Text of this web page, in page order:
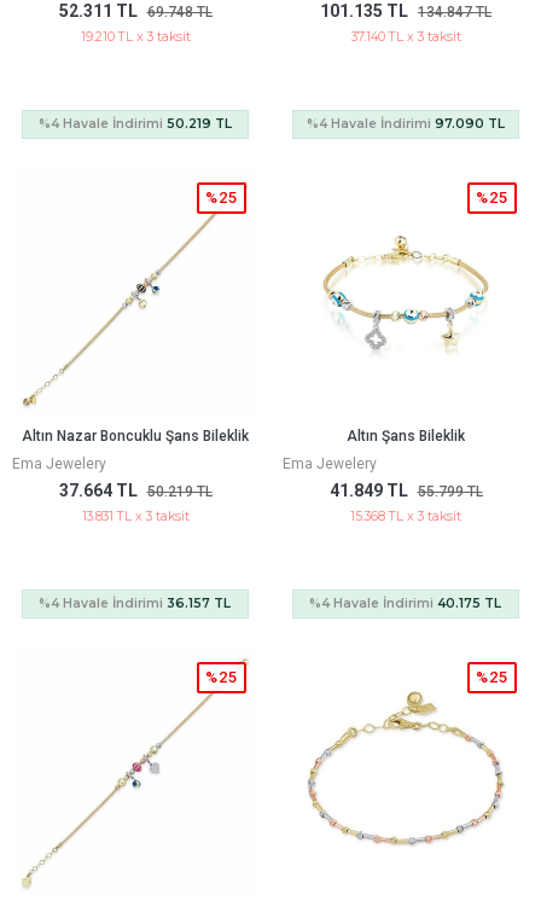
52.311 TL 69.748 TL
19.210 TL x 3 taksit
%4 Havale İndirimi 50.219 TL
101.135 TL 134.847 TL
37.140 TL x 3 taksit
%4 Havale İndirimi 97.090 TL
Altın Nazar Boncuklu Şans Bileklik
Ema Jewelery
37.664 TL 50.219 TL
%25
13.831 TL x 3 taksit
%4 Havale İndirimi 36.157 TL
Altın Şans Bileklik
Ema Jewelery
41.849 TL 55.799 TL
%25
15.368 TL x 3 taksit
%4 Havale İndirimi40.175 TL
%25 %25